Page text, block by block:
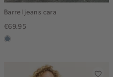
Barrel jeans cara
€69.95
dusty